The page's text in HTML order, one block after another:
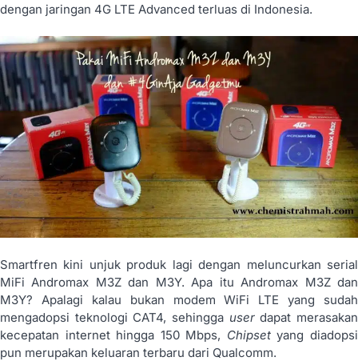
dengan jaringan 4G LTE Advanced terluas di Indonesia.
Smartfren kini unjuk produk lagi dengan meluncurkan serial
MiFi Andromax M3Z dan M3Y. Apa itu Andromax M3Z dan
M3Y? Apalagi kalau bukan modem WiFi LTE yang sudah
mengadopsi teknologi CAT4, sehingga userdapat merasakan
kecepatan internet hingga 150 Mbps, Chipsetyang diadopsi
pun merupakan keluaran terbaru dari Qualcomm.